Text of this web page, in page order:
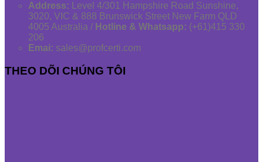
Address: Level 4/301 Hampshire Road Sunshine,
3020, VIC & 888 Brunswick Street New Farm QLD
4005 Australia / Hotline & Whatsapp: (+61)415 330
206
Emai: sales@profcerti.com
THEO DÕI CHÚNG TÔI